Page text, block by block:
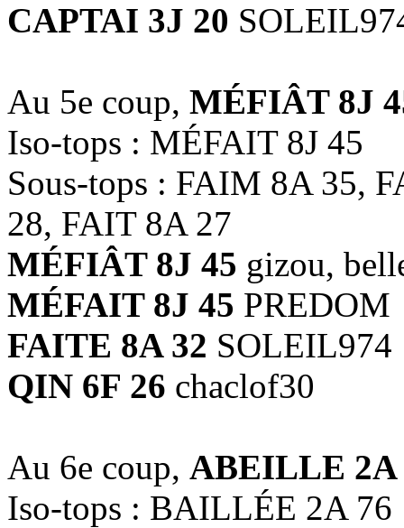
CAPTAI 3J 20
Au 5e coup, MÉFIÂT 8J
Iso-tops : MÉFAIT 8J 45
Sous-tops : FAIM 8A 35,
28, FAIT 8A 27
MÉFIÂT 8J 45 gizou,
MÉFAIT 8J 45 PREDOM
FAITE 8A 32 SOLEIL974
QIN 6F 26 chaclof30
Au 6e coup, ABEILLE 2A
Iso-tops : BAILLÉE 2A 76